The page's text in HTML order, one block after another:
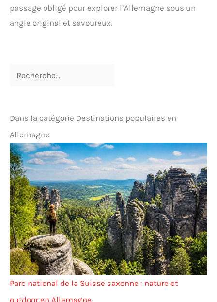
passage obligé pour explorer l’Allemagne sous un
angle original et savoureux.
Dans la catégorie Destinations populaires en
Allemagne
Parc national de la Suisse saxonne : nature et
outdoor en Allemagne